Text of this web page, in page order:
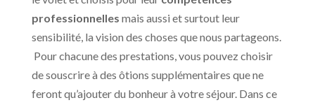
professionnelles mais aussi et surtout leur
sensibilité, la vision des choses que nous partageons.
Pour chacune des prestations, vous pouvez choisir
de souscrire à des ôtions supplémentaires que ne
feront qu’ajouter du bonheur à votre séjour. Dans ce